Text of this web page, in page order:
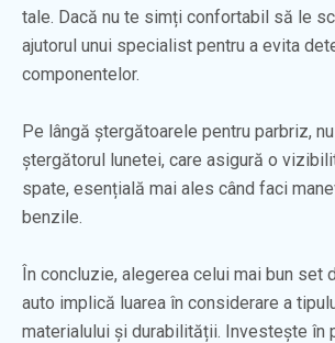
tale. Dacă nu te simți confortabil să le
ajutorul unui specialist pentru a evita
componentelor.
Pe lângă ștergătoarele pentru parbriz,
ștergătorul lunetei, care asigură o
spate, esențială mai ales când faci
benzile.
În concluzie, alegerea celui mai bun set
auto implică luarea în considerare a
materialului și durabilității. Investește în